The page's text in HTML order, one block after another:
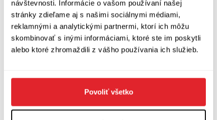
návštevnosti. Informácie o vašom používaní našej
stránky zdieľame aj s našimi sociálnymi médiami,
reklamnými a analytickými partnermi, ktorí ich môžu
skombinovať s inými informáciami, ktoré ste im poskytli
alebo ktoré zhromaždili z vášho používania ich služieb.
Povoliť všetko
psáno pro Kavárnu Hostu
Zobraziť diskusiu (Napíšte prvý komentár)